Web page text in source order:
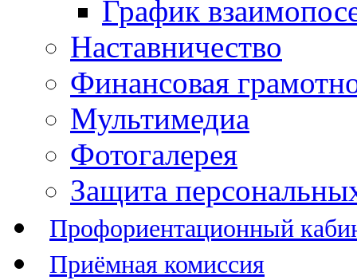
График
Наставничество
Финансовая
Мультимедиа
Фотогалерея
Защита
Профориентационный
Приёмная комиссия